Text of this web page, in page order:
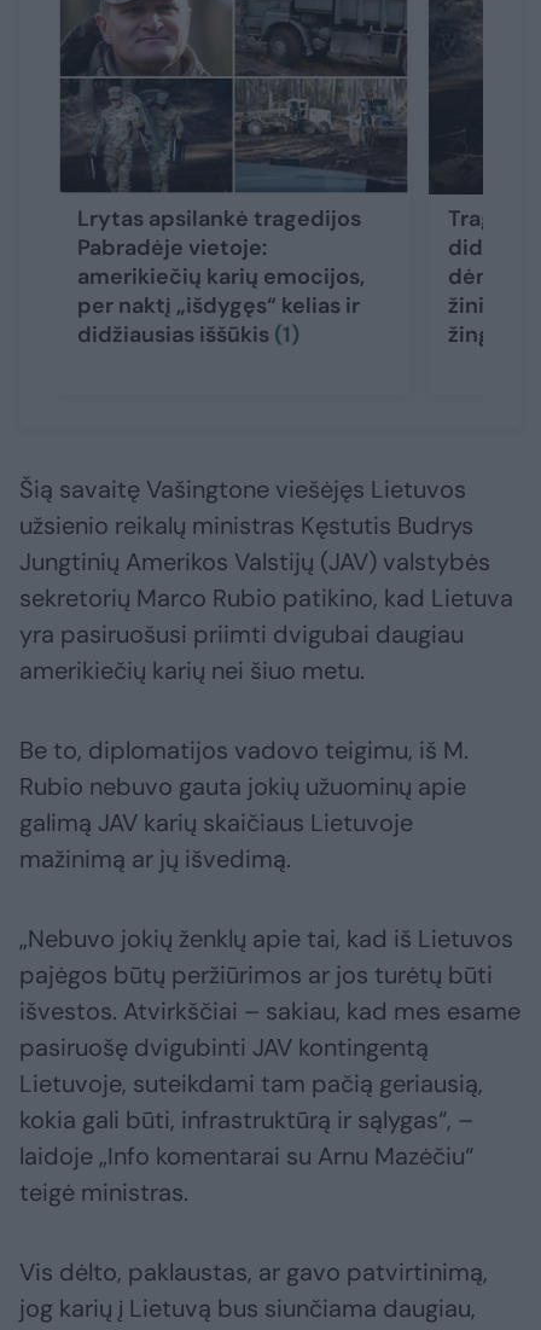
Lrytas apsilankė tragedijos
Pabradėje vietoje:
amerikiečių karių emocijos,
per naktį „išdygęs“ kelias ir
didžiausias iššūkis (1)
žingsnis
Šią savaitę Vašingtone viešėjęs Lietuvos
užsienio reikalų ministras Kęstutis Budrys
Jungtinių Amerikos Valstijų (JAV) valstybės
sekretorių Marco Rubio patikino, kad Lietuva
yra pasiruošusi priimti dvigubai daugiau
amerikiečių karių nei šiuo metu.
Be to, diplomatijos vadovo teigimu, iš M.
Rubio nebuvo gauta jokių užuominų apie
galimą JAV karių skaičiaus Lietuvoje
mažinimą ar jų išvedimą.
„Nebuvo jokių ženklų apie tai, kad iš Lietuvos
pajėgos būtų peržiūrimos ar jos turėtų būti
išvestos. Atvirkščiai – sakiau, kad mes esame
pasiruošę dvigubinti JAV kontingentą
Lietuvoje, suteikdami tam pačią geriausią,
kokia gali būti, infrastruktūrą ir sąlygas“, –
laidoje „Info komentarai su Arnu Mazėčiu“
teigė ministras.
Vis dėlto, paklaustas, ar gavo patvirtinimą,
jog karių į Lietuvą bus siunčiama daugiau,